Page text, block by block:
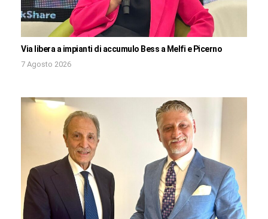
Via libera a impianti di accumulo Bess a Melfi e Picerno
7 Agosto 2026